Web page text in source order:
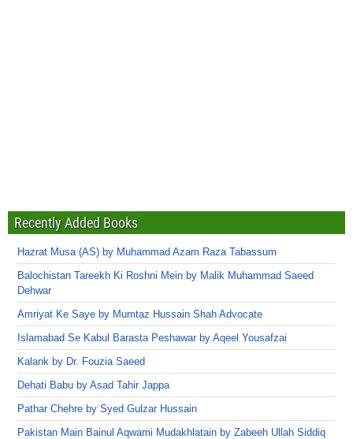
Recently Added Books
Hazrat Musa (AS) by Muhammad Azam Raza Tabassum
Balochistan Tareekh Ki Roshni Mein by Malik Muhammad Saeed
Dehwar
Amriyat Ke Saye by Mumtaz Hussain Shah Advocate
Islamabad Se Kabul Barasta Peshawar by Aqeel Yousafzai
Kalank by Dr. Fouzia Saeed
Dehati Babu by Asad Tahir Jappa
Pathar Chehre by Syed Gulzar Hussain
Pakistan Main Bainul Aqwami Mudakhlatain by Zabeeh Ullah Siddiq